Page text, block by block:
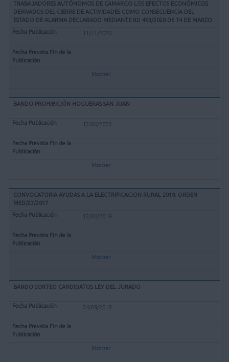
TRABAJADORES AUTÓNOMOS DE CAMARGO LOS EFECTOS ECONÓMICOS
DERIVADOS DEL CIERRE DE ACTIVIDADES COMO CONSECUENCIA DEL
ESTADO DE ALARMA DECLARADO MEDIANTE RD 463/2020 DE 14 DE MARZO
11/11/2020
Mostrar
BANDO PROHIBICIÓN HOGUERAS SAN JUAN
12/06/2020
Mostrar
CONVOCATORIA AYUDAS A LA ELECTRIFICACION RURAL 2019. ORDEN
MED/23/2017.
12/06/2019
Mostrar
BANDO SORTEO CANDIDATOS LEY DEL JURADO
24/09/2018
Mostrar